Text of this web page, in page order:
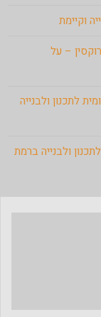
וקיימת
– על
לתכנון ולבנייה
ולבנייה ברמת